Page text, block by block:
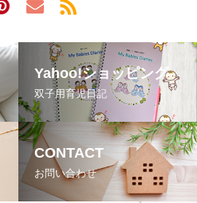
Yahoo!ショッピング
双子用育児日記
CONTACT
お問い合わせ